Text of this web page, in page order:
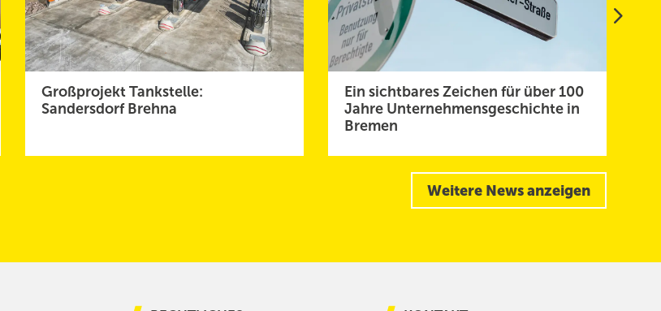
Großprojekt Tankstelle:
Sandersdorf Brehna
Ein sichtbares Zeichen für über 100
Jahre Unternehmensgeschichte in
Bremen
Weitere News anzeigen